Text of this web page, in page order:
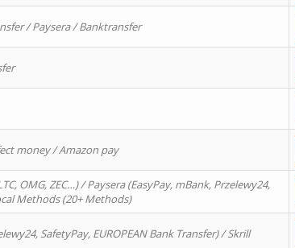
/ Paysera / Banktransfer
money / Amazon pay
OMG, ZEC…) / Paysera (EasyPay, mBank, Przelewy24,
Methods (20+ Methods)
SafetyPay, EUROPEAN Bank Transfer) / Skrill